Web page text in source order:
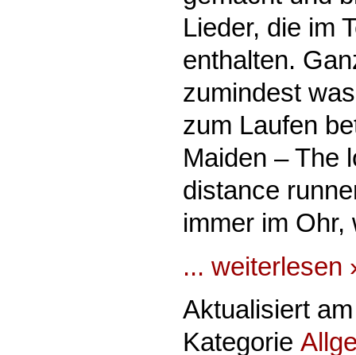
Lieder, die im
enthalten.
zumindest
zum Laufen
Maiden – The
distance
immer im
... weiterlesen
Aktualisiert
Kategorie